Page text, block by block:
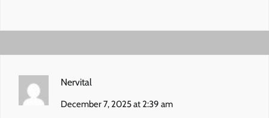
Nervital
December 7, 2025 at 2:39 am